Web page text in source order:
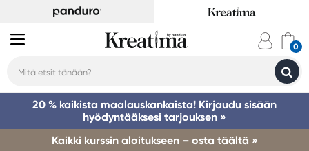
20 % kaikista maalauskankaista! Kirjaudu sisään
hyödyntääksesi tarjouksen »
Kaikki kurssin aloitukseen – osta täältä »